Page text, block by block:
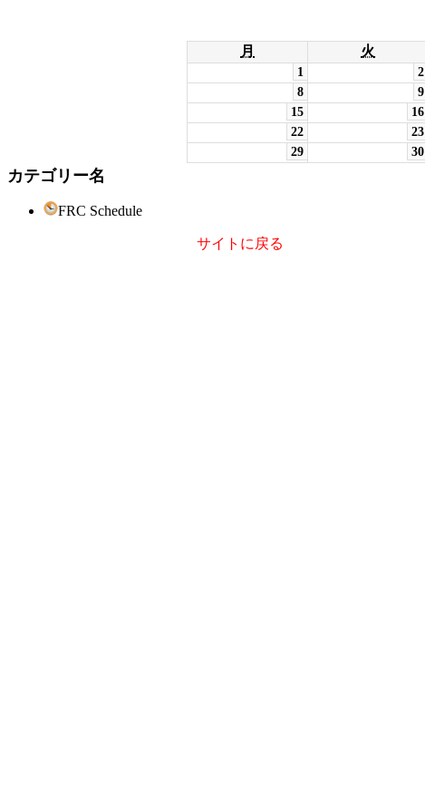
月 火
1 2
8
9
15
16
22
23
29
30
カテゴリー名
FRC Schedule
サイトに戻る